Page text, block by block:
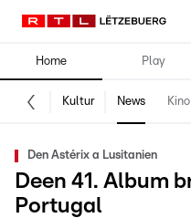
Home Play
Kultur News Kino
Den Astérix a Lusitanien
Deen 41. Album
Portugal